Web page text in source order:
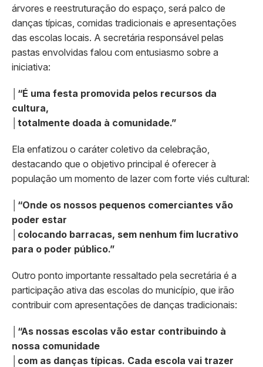
árvores e reestruturação do espaço, será palco de
danças típicas, comidas tradicionais e apresentações
das escolas locais. A secretária responsável pelas
pastas envolvidas falou com entusiasmo sobre a
iniciativa:
“É uma festa promovida pelos recursos da
cultura,
totalmente doada à comunidade.”
Ela enfatizou o caráter coletivo da celebração,
destacando que o objetivo principal é oferecer à
população um momento de lazer com forte viés cultural:
“Onde os nossos pequenos comerciantes vão
poder estar
colocando barracas, sem nenhum fim lucrativo
para o poder público.”
Outro ponto importante ressaltado pela secretária é a
participação ativa das escolas do município, que irão
contribuir com apresentações de danças tradicionais:
“As nossas escolas vão estar contribuindo à
nossa comunidade
com as danças típicas. Cada escola vai trazer